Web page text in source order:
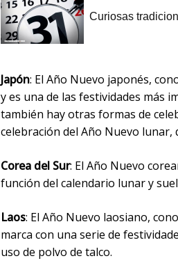
Japón: El Año Nuevo japonés,
y es una de las festividades más
también hay otras formas de
celebración del Año Nuevo lunar,
Corea del Sur: El Año Nuevo
función del calendario lunar y
Laos: El Año Nuevo laosiano,
marca con una serie de
uso de polvo de talco.